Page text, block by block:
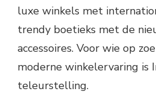
luxe winkels met
trendy boetieks met de
accessoires. Voor wie op
moderne winkelervaring is
teleurstelling.